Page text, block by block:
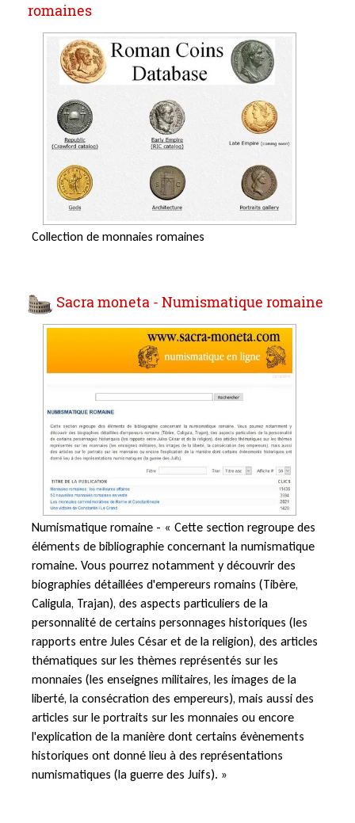
romaines
Collection de monnaies romaines
Sacra moneta - Numismatique romaine
Numismatique romaine - « Cette section regroupe des
éléments de bibliographie concernant la numismatique
romaine. Vous pourrez notamment y découvrir des
biographies détaillées d'empereurs romains (Tibère,
Caligula, Trajan), des aspects particuliers de la
personnalité de certains personnages historiques (les
rapports entre Jules César et de la religion), des articles
thématiques sur les thèmes représentés sur les
monnaies (les enseignes militaires, les images de la
liberté, la consécration des empereurs), mais aussi des
articles sur le portraits sur les monnaies ou encore
l'explication de la manière dont certains évènements
historiques ont donné lieu à des représentations
numismatiques (la guerre des Juifs). »